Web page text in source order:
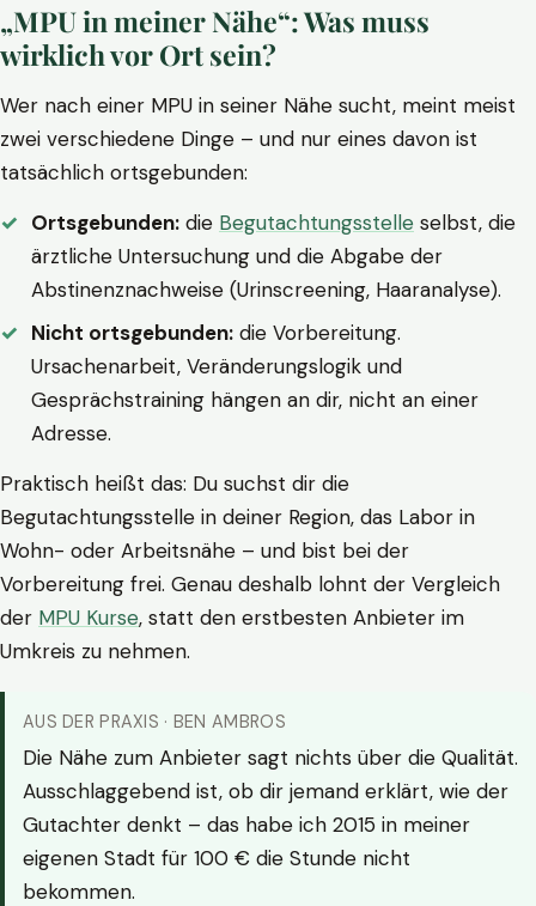
„MPU in meiner Nähe“: Was muss
wirklich vor Ort sein?
Wer nach einer MPU in seiner Nähe sucht, meint meist
zwei verschiedene Dinge – und nur eines davon ist
tatsächlich ortsgebunden:
Ortsgebunden: die Begutachtungsstelle selbst, die
ärztliche Untersuchung und die Abgabe der
Abstinenznachweise (Urinscreening, Haaranalyse).
Nicht ortsgebunden: die Vorbereitung.
Ursachenarbeit, Veränderungslogik und
Gesprächstraining hängen an dir, nicht an einer
Adresse.
Praktisch heißt das: Du suchst dir die
Begutachtungsstelle in deiner Region, das Labor in
Wohn- oder Arbeitsnähe – und bist bei der
Vorbereitung frei. Genau deshalb lohnt der Vergleich
der MPU Kurse, statt den erstbesten Anbieter im
Umkreis zu nehmen.
AUS DER PRAXIS · BEN AMBROS
Die Nähe zum Anbieter sagt nichts über die Qualität.
Ausschlaggebend ist, ob dir jemand erklärt, wie der
Gutachter denkt – das habe ich 2015 in meiner
eigenen Stadt für 100 € die Stunde nicht
bekommen.